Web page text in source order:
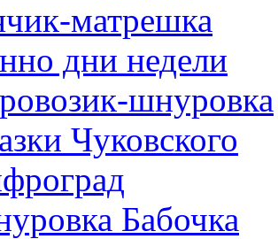
матрешка
дни недели
шнуровка
Чуковского
Бабочка